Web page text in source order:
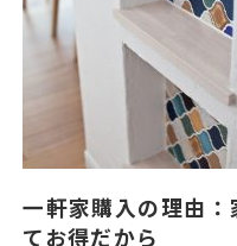
一軒家購入の理由
てお得だから